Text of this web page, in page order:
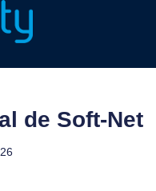
de Soft-Net